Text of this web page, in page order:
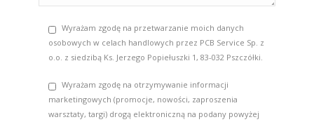
Wyrażam zgodę na przetwarzanie moich danych
osobowych w celach handlowych przez PCB Service Sp. z
o.o. z siedzibą Ks. Jerzego Popiełuszki 1, 83-032 Pszczółki.
Wyrażam zgodę na otrzymywanie informacji
marketingowych (promocje, nowości, zaproszenia
warsztaty, targi) drogą elektroniczną na podany powyżej